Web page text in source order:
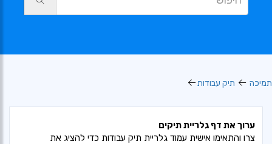
תיק עבודות
ערוך את דף גלריית תיקים
צרו והתאימו אישית עמוד גלריית תיק עבודות כדי להציג את